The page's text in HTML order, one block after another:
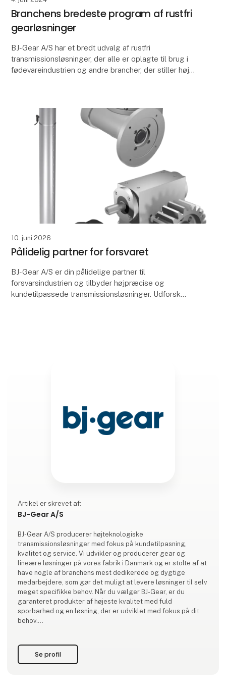
Branchens bredeste program af rustfri
gearløsninger
BJ-Gear A/S har et bredt udvalg af rustfri
transmissionsløsninger, der alle er oplagte til brug i
fødevareindustrien og andre brancher, der stiller høje
10. juni 2026
Pålidelig partner for forsvaret
BJ-Gear A/S er din pålidelige partner til
forsvarsindustrien og tilbyder højpræcise og
kundetilpassede transmissionsløsninger. Udforsk
Artikel er skrevet af:
BJ-Gear A/S
BJ-Gear A/S producerer højteknologiske
transmissionsløsninger med fokus på kundetilpasning,
kvalitet og service. Vi udvikler og producerer gear og
lineære løsninger på vores fabrik i Danmark og er stolte af at
have nogle af branchens mest dedikerede og dygtige
medarbejdere, som gør det muligt at levere løsninger til selv
meget specifikke behov. Når du vælger BJ-Gear, er du
garanteret produkter af højeste kvalitet med fuld
sporbarhed og en løsning, der er udviklet med fokus på dit
behov.
kvalitetsorienteret producent af gear og aktuatorer til man
Se profil